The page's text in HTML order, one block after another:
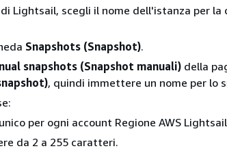
Lightsail, scegli il nome dell'istanza per la
Snapshots (Snapshot).
snapshots (Snapshot manuali) della
, quindi immettere un nome per lo
per ogni account Regione AWS
da 2 a 255 caratteri.